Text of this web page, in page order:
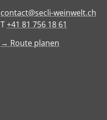
contact@secli-weinwelt.ch
T+41 81 756 18 61
→ Route planen